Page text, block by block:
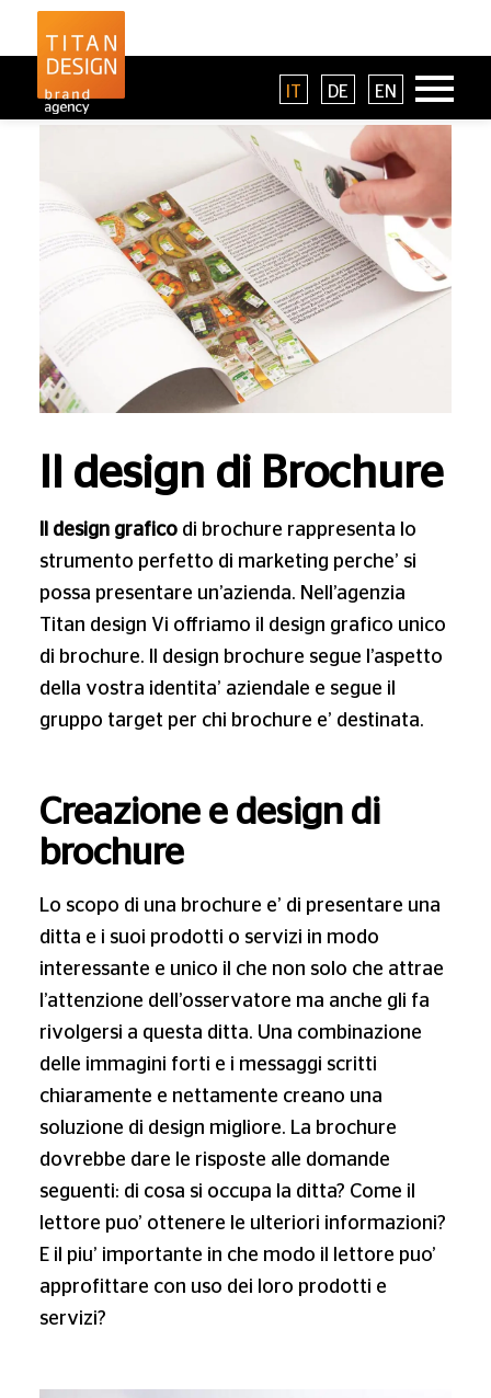
IT DE EN
Il design di Brochure
Il design graficodi brochure rappresenta lo
strumento perfetto di marketing perche’ si
possa presentare un’azienda. Nell’agenzia
Titan design Vi offriamo il design grafico unico
di brochure. Il design brochure segue l’aspetto
della vostra identita’ aziendale e segue il
gruppo target per chi brochure e’ destinata.
Creazione e design di
brochure
Lo scopo di una brochure e’ di presentare una
ditta e i suoi prodotti o servizi in modo
interessante e unico il che non solo che attrae
l’attenzione dell’osservatore ma anche gli fa
rivolgersi a questa ditta. Una combinazione
delle immagini forti e i messaggi scritti
chiaramente e nettamente creano una
soluzione di design migliore. La brochure
dovrebbe dare le risposte alle domande
seguenti: di cosa si occupa la ditta? Come il
lettore puo’ ottenere le ulteriori informazioni?
E il piu’ importante in che modo il lettore puo’
approfittare con uso dei loro prodotti e
servizi?